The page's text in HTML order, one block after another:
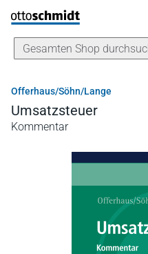
Direkt zum Inhalt
Offerhaus/Söhn/Lange
Umsatzsteuer
Kommentar